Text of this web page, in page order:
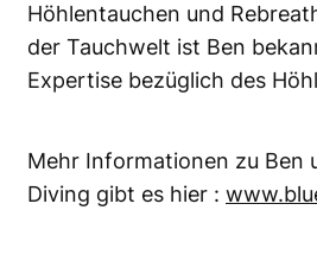
Höhlentauchen und
der Tauchwelt ist Ben
Expertise bezüglich des
Mehr Informationen zu Ben
Diving gibt es hier :